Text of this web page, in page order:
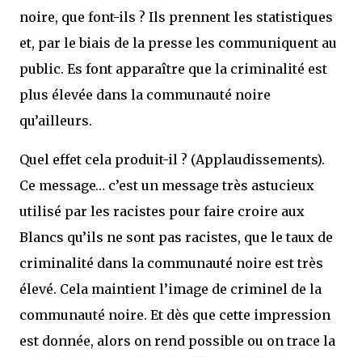
noire, que font-ils ? Ils prennent les statistiques
et, par le biais de la presse les communiquent au
public. Es font apparaître que la criminalité est
plus élevée dans la communauté noire
qu’ailleurs.
Quel effet cela produit-il ? (Applaudissements).
Ce message… c’est un message très astucieux
utilisé par les racistes pour faire croire aux
Blancs qu’ils ne sont pas racistes, que le taux de
criminalité dans la communauté noire est très
élevé. Cela maintient l’image de criminel de la
communauté noire. Et dès que cette impression
est donnée, alors on rend possible ou on trace la